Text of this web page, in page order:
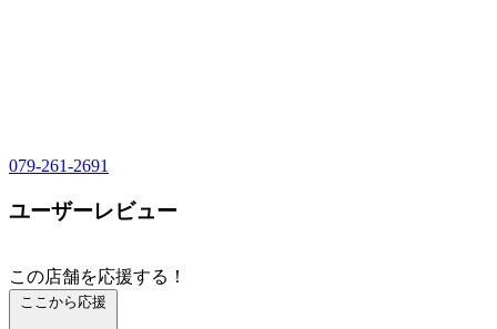
079-261-2691
ユーザーレビュー
この店舗を応援する！
ここから応援